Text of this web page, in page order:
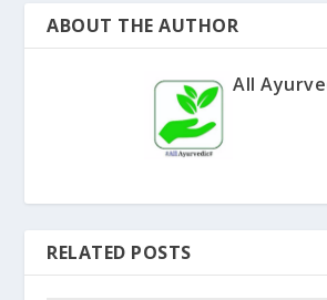
ABOUT THE AUTHOR
All
RELATED POSTS